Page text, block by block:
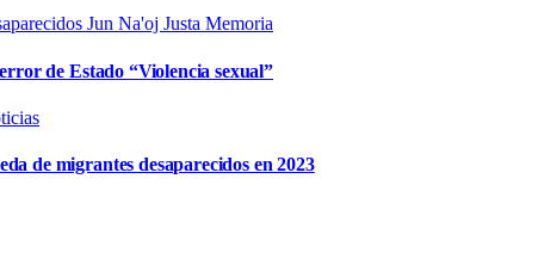
Jun Na'oj Justa Memoria
de Estado “Violencia sexual”
de migrantes desaparecidos en 2023